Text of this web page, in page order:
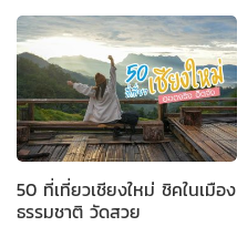
50 ที่เที่ยวเชียงใหม่ ชิคในเมือง
ธรรมชาติ วัดสวย